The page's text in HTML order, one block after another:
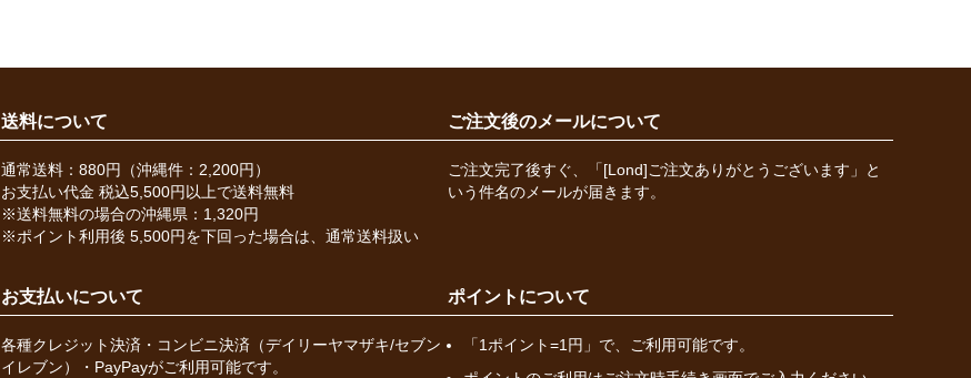
送料について
通常送料：880円（沖縄件：2,200円）
お支払い代金 税込5,500円以上で送料無料
※送料無料の場合の沖縄県：1,320円
※ポイント利用後 5,500円を下回った場合は、通常送料扱い
ご注文後のメールについて
ご注文完了後すぐ、「[Lond]ご注文ありがとうございます」と
いう件名のメールが届きます。
お支払いについて
各種クレジット決済・コンビニ決済（デイリーヤマザキ/セブン
イレブン）・PayPayがご利用可能です。
ポイントについて
「1ポイント=1円」で、ご利用可能です。